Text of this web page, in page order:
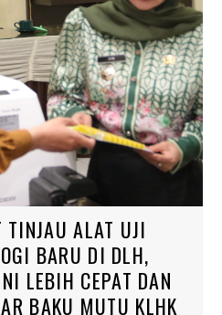
TINJAU ALAT UJI
BARU DI DLH,
LEBIH CEPAT DAN
BAKU MUTU KLHK